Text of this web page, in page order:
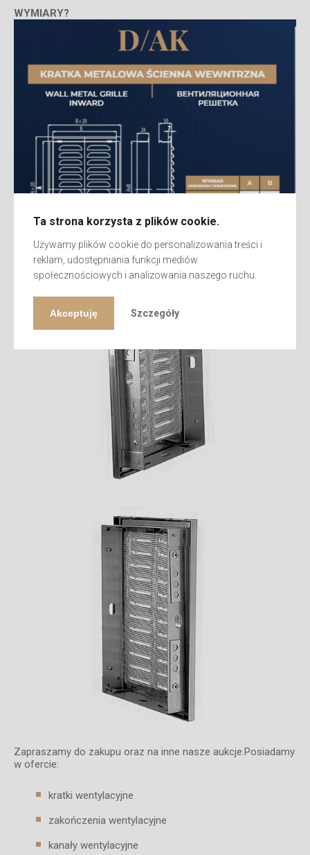
WYMIARY?
Zapraszamy do zakupu oraz na inne nasze aukcje.Posiadamy
w ofercie:
kratki wentylacyjne
zakończenia wentylacyjne
kanały wentylacyjne
Ta strona korzysta z plików cookie.
Używamy plików cookie do personalizowania treści i
reklam, udostępniania funkcji mediów
społecznościowych i analizowania naszego ruchu.
Akceptuję Szczegóły